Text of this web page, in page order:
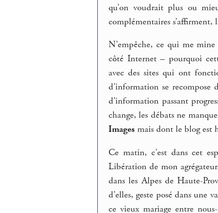
qu’on voudrait plus ou
complémentaires
N’empêche, ce qui me mine
côté Internet – pourquoi
avec des sites qui ont
d’information se
d’information passant
change, les débats ne
Images mais dont le blog est
Ce matin, c’est dans cet
Libération de mon
dans les Alpes de Haute-
d’elles, geste posé dans une
ce vieux mariage entre